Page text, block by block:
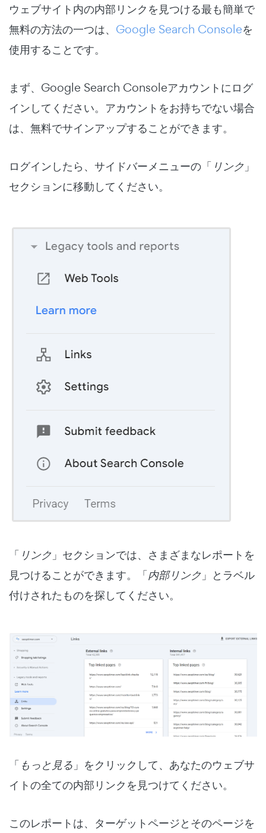
ウェブサイト内の内部リンクを見つける最も簡単で
無料の方法の一つは、 Google Search Consoleを
使用することです。
まず、Google Search Consoleアカウントにログ
インしてください。アカウントをお持ちでない場合
は、無料でサインアップすることができます。
ログインしたら、サイドバーメニューの「 リンク 」
セクションに移動してください。
「 リンク 」セクションでは、さまざまなレポートを
見つけることができます。「内部リンク 」とラベル
付けされたものを探してください。
「もっと見る 」をクリックして、あなたのウェブサ
イトの全ての内部リンクを見つけてください。
このレポートは、ターゲットページとそのページを